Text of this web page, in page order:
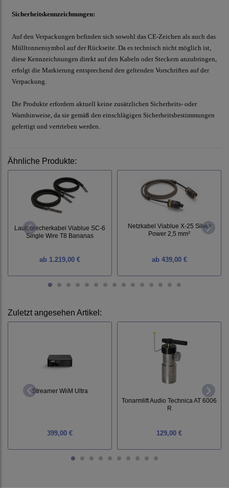
Sicherheitskennzeichnungen:
Auf den Verpackungen befinden sich sowohl das CE-Zeichen als auch das
Mülltonnensymbol auf der Rückseite. Da es technisch nicht möglich ist,
diese Kennzeichnungen direkt auf den Kabeln oder Steckern anzubringen,
erfolgt die Markierung entsprechend den geltenden Vorschriften auf der
Verpackung.
Die Produkte erfordern aktuell keine zusätzlichen Sicherheits- oder
Warnhinweise, da sie gemäß den einschlägigen Sicherheitsbestimmungen
gefertigt und vertrieben werden.
Ähnliche Produkte:
Lautsprecherkabel Viablue SC-6
Single Wire T8 Bananas
ab 1.219,00 €
Netzkabel Viablue X-25 Silver
Power 2,5 mm²
ab439,00 €
Zuletzt angesehen Artikel:
Streamer WiiM Ultra
399,00 €
Tonarmlift Audio Technica AT 6006
R
129,00 €